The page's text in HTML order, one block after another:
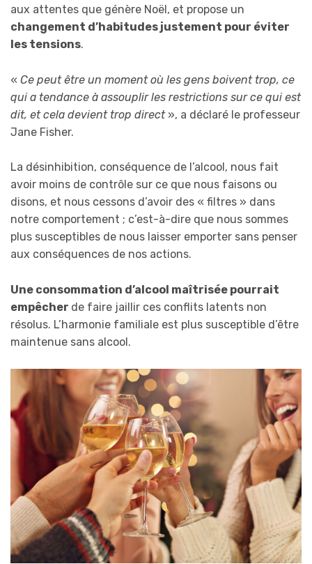
aux attentes que génère Noël, et propose un
changement d’habitudes justement pour éviter
les tensions.
« Ce peut être un moment où les gens boivent trop, ce
qui a tendance à assouplir les restrictions sur ce qui est
dit, et cela devient trop direct», a déclaré le professeur
Jane Fisher.
La désinhibition, conséquence de l’alcool, nous fait
avoir moins de contrôle sur ce que nous faisons ou
disons, et nous cessons d’avoir des « filtres » dans
notre comportement ; c’est-à-dire que nous sommes
plus susceptibles de nous laisser emporter sans penser
aux conséquences de nos actions.
Une consommation d’alcool maîtrisée pourrait
empêcher de faire jaillir ces conflits latents non
résolus. L’harmonie familiale est plus susceptible d’être
maintenue sans alcool.